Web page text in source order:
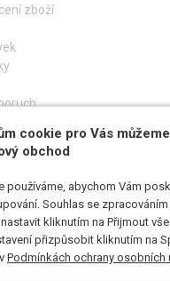
zboží
cookie pro Vás
obchod
používáme, abychom Vám
Souhlas se
kliknutím na Přijmout
přizpůsobit kliknutím na
Podmínkách ochrany osobních